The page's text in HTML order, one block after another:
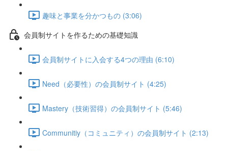
趣味と事業を分かつもの (3:06)
会員制サイトを作るための基礎知識
会員制サイトに入会する4つの理由 (6:10)
Need（必要性）の会員制サイト (4:25)
Mastery（技術習得）の会員制サイト (5:46)
Communitiy（コミュニティ）の会員制サイト (2:13)